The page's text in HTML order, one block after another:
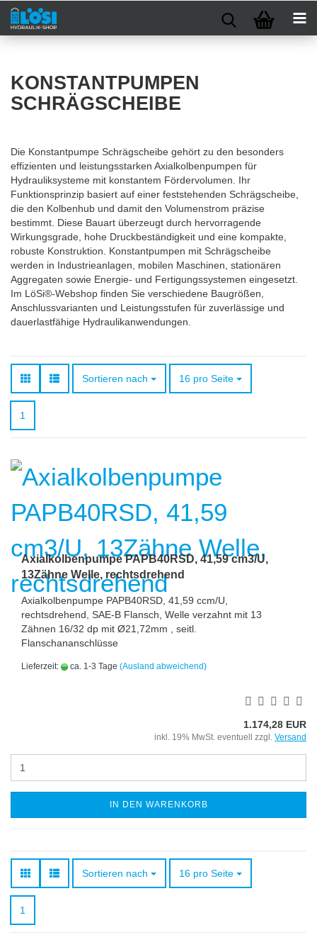
KONSTANTPUMPEN
SCHRÄGSCHEIBE
Die Konstantpumpe Schrägscheibe gehört zu den besonders
effizienten und leistungsstarken Axialkolbenpumpen für
Hydrauliksysteme mit konstantem Fördervolumen. Ihr
Funktionsprinzip basiert auf einer feststehenden Schrägscheibe,
die den Kolbenhub und damit den Volumenstrom präzise
bestimmt. Diese Bauart überzeugt durch hervorragende
Wirkungsgrade, hohe Druckbeständigkeit und eine kompakte,
robuste Konstruktion. Konstantpumpen mit Schrägscheibe
werden in Industrieanlagen, mobilen Maschinen, stationären
Aggregaten sowie Energie- und Fertigungssystemen eingesetzt.
Im LöSi®-Webshop finden Sie verschiedene Baugrößen,
Anschlussvarianten und Leistungsstufen für zuverlässige und
dauerlastfähige Hydraulikanwendungen.
Sortieren nach
Sortieren nach 16 pro Seite
pro Seite
1
Axialkolbenpumpe PAPB40RSD, 41,59 cm3/U,
13Zähne Welle, rechtsdrehend
Axialkolbenpumpe PAPB40RSD, 41,59 ccm/U,
rechtsdrehend, SAE-B Flansch, Welle verzahnt mit 13
Zähnen 16/32 dp mit Ø21,72mm , seitl.
Flanschananschlüsse
Lieferzeit: ca. 1-3 Tage (Ausland abweichend)
1.174,28 EUR
inkl. 19% MwSt. eventuell zzgl. Versand
IN DEN WARENKORB
Sortieren nach
Sortieren nach 16 pro Seite
pro Seite
1